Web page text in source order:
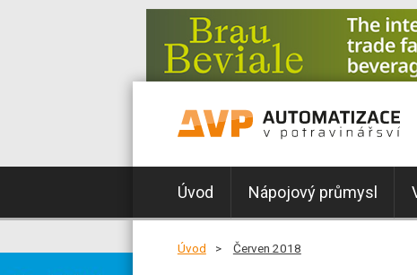
Úvod Nápojový průmysl
Úvod Červen 2018